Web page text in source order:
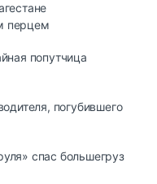
перцем
попутчица
погубившего
спас большегруз